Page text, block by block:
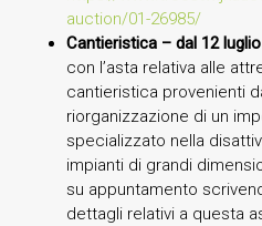
auction/01-26985/
Cantieristica – dal 12
con l’asta relativa alle
cantieristica provenienti
riorganizzazione di un
specializzato nella
impianti di grandi
su appuntamento
dettagli relativi a questa